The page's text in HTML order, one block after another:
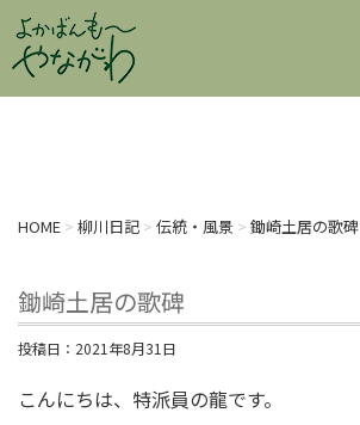
HOME > 柳川日記 > 伝統・風景 > 鋤崎土居の歌碑
鋤崎土居の歌碑
投稿日： 2021年8月31日
こんにちは、特派員の龍です。